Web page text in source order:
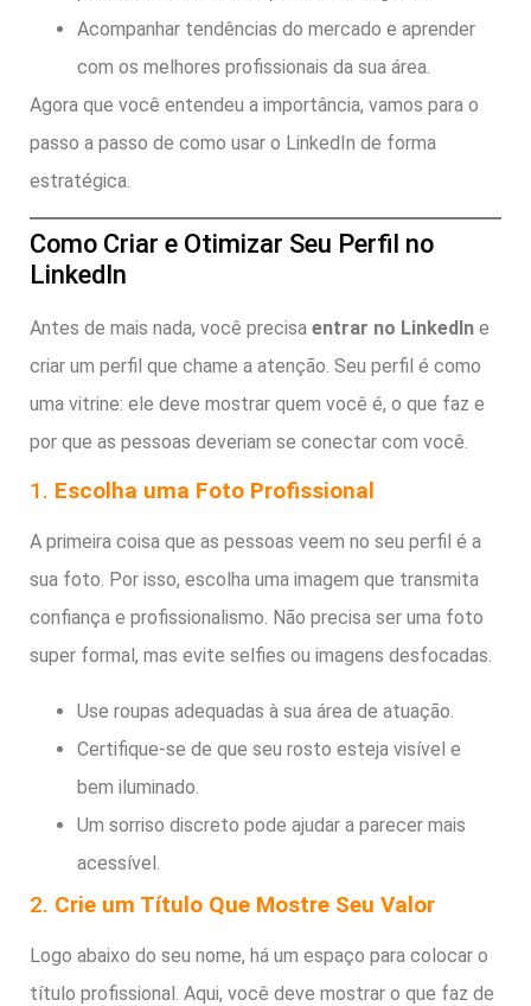
Acompanhar tendências do mercado e aprender
com os melhores profissionais da sua área.
Agora que você entendeu a importância, vamos para o
passo a passo de como usar o LinkedIn de forma
estratégica.
Como Criar e Otimizar Seu Perfil no
LinkedIn
Antes de mais nada, você precisa entrar no LinkedIn e
criar um perfil que chame a atenção. Seu perfil é como
uma vitrine: ele deve mostrar quem você é, o que faz e
por que as pessoas deveriam se conectar com você.
1. Escolha uma Foto Profissional
A primeira coisa que as pessoas veem no seu perfil é a
sua foto. Por isso, escolha uma imagem que transmita
confiança e profissionalismo. Não precisa ser uma foto
super formal, mas evite selfies ou imagens desfocadas.
Use roupas adequadas à sua área de atuação.
Certifique-se de que seu rosto esteja visível e
bem iluminado.
Um sorriso discreto pode ajudar a parecer mais
acessível.
2. Crie um Título Que Mostre Seu Valor
Logo abaixo do seu nome, há um espaço para colocar o
título profissional. Aqui, você deve mostrar o que faz de